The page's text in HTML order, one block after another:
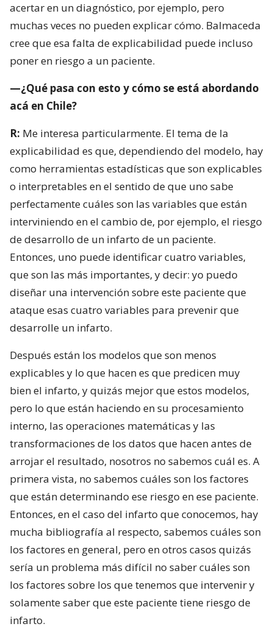
acertar en un diagnóstico, por ejemplo, pero
muchas veces no pueden explicar cómo. Balmaceda
cree que esa falta de explicabilidad puede incluso
poner en riesgo a un paciente.
—¿Qué pasa con esto y cómo se está abordando
acá en Chile?
R: Me interesa particularmente. El tema de la
explicabilidad es que, dependiendo del modelo, hay
como herramientas estadísticas que son explicables
o interpretables en el sentido de que uno sabe
perfectamente cuáles son las variables que están
interviniendo en el cambio de, por ejemplo, el riesgo
de desarrollo de un infarto de un paciente.
Entonces, uno puede identificar cuatro variables,
que son las más importantes, y decir: yo puedo
diseñar una intervención sobre este paciente que
ataque esas cuatro variables para prevenir que
desarrolle un infarto.
Después están los modelos que son menos
explicables y lo que hacen es que predicen muy
bien el infarto, y quizás mejor que estos modelos,
pero lo que están haciendo en su procesamiento
interno, las operaciones matemáticas y las
transformaciones de los datos que hacen antes de
arrojar el resultado, nosotros no sabemos cuál es. A
primera vista, no sabemos cuáles son los factores
que están determinando ese riesgo en ese paciente.
Entonces, en el caso del infarto que conocemos, hay
mucha bibliografía al respecto, sabemos cuáles son
los factores en general, pero en otros casos quizás
sería un problema más difícil no saber cuáles son
los factores sobre los que tenemos que intervenir y
solamente saber que este paciente tiene riesgo de
infarto.